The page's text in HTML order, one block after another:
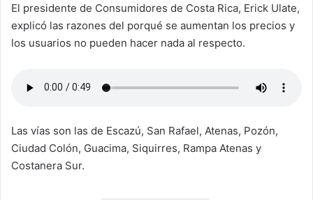
El presidente de Consumidores de Costa Rica, Erick Ulate,
explicó las razones del porqué se aumentan los precios y
los usuarios no pueden hacer nada al respecto.
Las vías son las de Escazú, San Rafael, Atenas, Pozón,
Ciudad Colón, Guacima, Siquirres, Rampa Atenas y
Costanera Sur.